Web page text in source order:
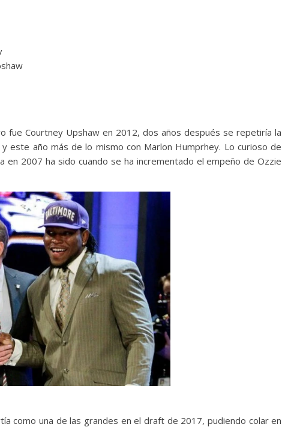
fue Courtney Upshaw en 2012, dos años después se repetiría la
este año más de lo mismo con Marlon Humprhey. Lo curioso de
en 2007 ha sido cuando se ha incrementado el empeño de Ozzie
como una de las grandes en el draft de 2017, pudiendo colar en